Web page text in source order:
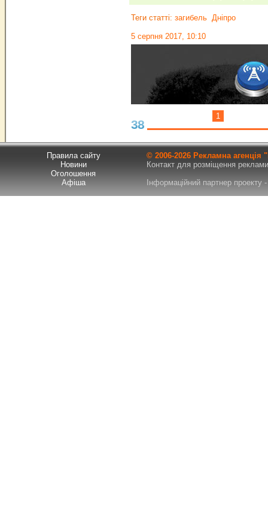
Теги статті: загибель Дніпро
5 серпня 2017, 10:10
38
1
Правила сайту
Новини
Оголошення
Афіша
© 2006-2026 Рекламна
Контакт для розміщення
Інформаційний партнер проекту